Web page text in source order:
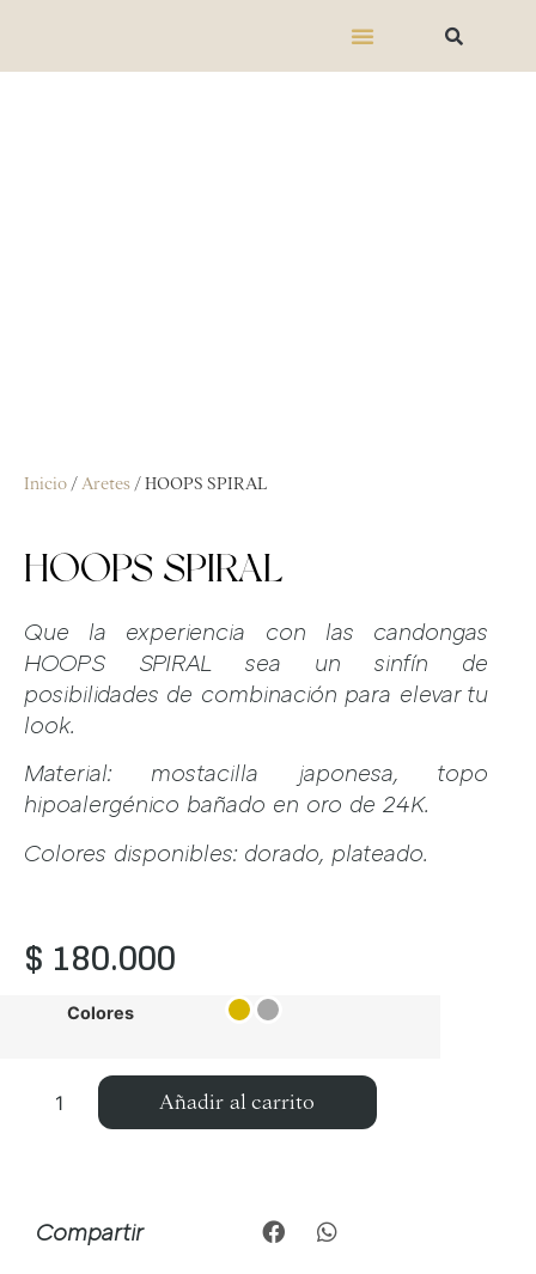
Inicio / Aretes / HOOPS SPIRAL
HOOPS SPIRAL
Que la experiencia con las candongas
HOOPS SPIRAL sea un sinfín de
posibilidades de combinación para elevar tu
look.
Material: mostacilla japonesa, topo
hipoalergénico bañado en oro de 24K.
Colores disponibles: dorado, plateado.
$ 180.000
Colores
Añadir al carrito
Compartir